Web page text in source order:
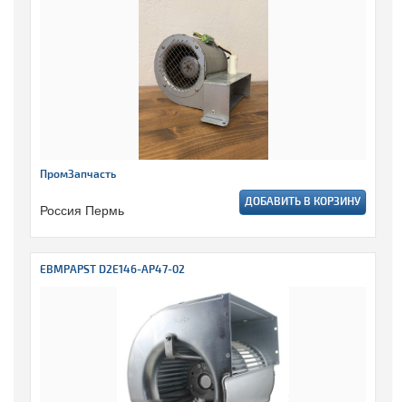
ПромЗапчасть
Россия Пермь ДОБАВИТЬ В КОРЗИНУ
EBMPAPST D2E146-AP47-02